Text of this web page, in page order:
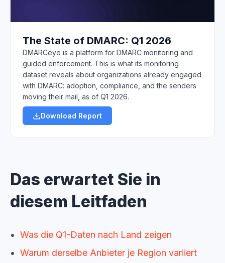
The State of DMARC: Q1 2026
DMARCeye is a platform for DMARC monitoring and
guided enforcement. This is what its monitoring
dataset reveals about organizations already engaged
with DMARC: adoption, compliance, and the senders
moving their mail, as of Q1 2026.
Download Report
Das erwartet Sie in
diesem Leitfaden
Was die Q1-Daten nach Land zeigen
Warum derselbe Anbieter je Region variiert